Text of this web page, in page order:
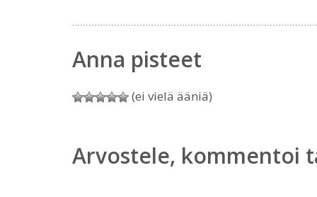
Anna pisteet
(ei vielä ääniä)
Arvostele, kommentoi